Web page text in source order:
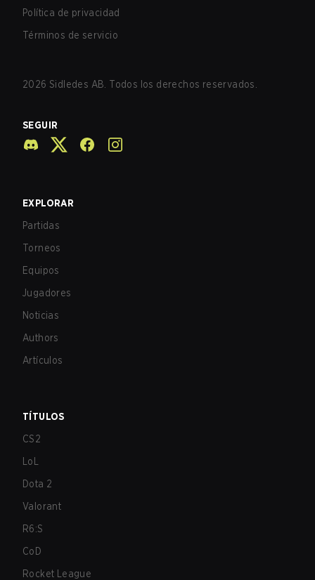
Política de privacidad
Términos de servicio
2026 Sidledes AB. Todos los derechos reservados.
SEGUIR
EXPLORAR
Partidas
Torneos
Equipos
Jugadores
Noticias
Authors
Artículos
TÍTULOS
CS2
LoL
Dota 2
Valorant
R6:S
CoD
Rocket League